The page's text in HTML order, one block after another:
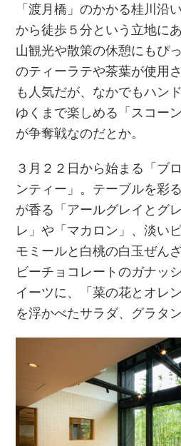
「渡月橋」のかかる桂川沿
から徒歩５分という立地に
山観光や散策の休憩にもぴ
のティーラテや茶葉が使用
も人気だが、なかでもハン
ゆくまで楽しめる「スコー
が争奪戦なのだとか。
３月２２日から始まる「ブ
ンティー」。テーブルを彩
が香る「アールグレイとグ
レ」や「マカロン」、淡い
モミールと白桃の白玉ぜん
ビーチョコレートのガナッ
イーツに、「菜の花とオレ
を浮かべたサラダ、グラタ